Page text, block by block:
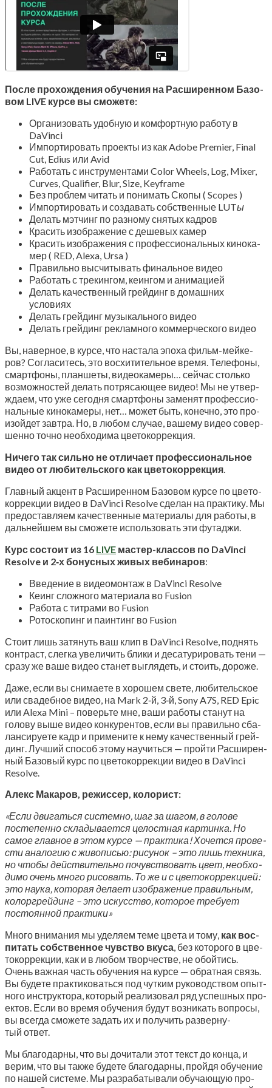
После про­хож­де­ния обу­че­ния на Рас­ши­рен­ном Базо­
вом LIVE кур­се вы сможете:
Орга­ни­зо­вать удоб­ную и ком­форт­ную рабо­ту в
DaVinci
Импор­ти­ро­вать про­ек­ты из как Adobe Premier, Final
Cut, Edius или Avid
Рабо­тать с инстру­мен­та­ми Color Wheels, Log, Mixer,
Curves, Qualifier, Blur, Size, Keyframe
Без про­блем читать и пони­мать Ско­пы ( Scopes )
Импор­ти­ро­вать и созда­вать соб­ствен­ные LUTы
Делать мэт­чинг по раз­но­му сня­тых кадров
Кра­сить изоб­ра­же­ние с деше­вых камер
Кра­сить изоб­ра­же­ния с про­фес­си­о­наль­ных кино­ка­
мер ( RED, Alexa, Ursa )
Пра­виль­но высчи­ты­вать финаль­ное видео
Рабо­тать с тре­кин­гом, кеин­гом и анимацией
Делать каче­ствен­ный грей­динг в домаш­них
условиях
Делать грей­динг музы­каль­но­го видео
Делать грей­динг реклам­но­го ком­мер­че­ско­го видео
Вы, навер­ное, в кур­се, что наста­ла эпо­ха фильм-мей­ке­
ров? Согла­си­тесь, это вос­хи­ти­тель­ное вре­мя. Теле­фо­ны,
смарт­фо­ны, план­ше­ты, видео­ка­ме­ры… сей­час столь­ко
воз­мож­но­стей делать потря­са­ю­щее видео! Мы не утвер­
жда­ем, что уже сего­дня смарт­фо­ны заме­нят про­фес­си­о­
наль­ные кино­ка­ме­ры, нет… может быть, конеч­но, это про­
изой­дет зав­тра. Но, в любом слу­чае, ваше­му видео совер­
шен­но точ­но необ­хо­ди­ма цветокоррекция.
Ниче­го так силь­но не отли­ча­ет про­фес­си­о­наль­ное
видео от люби­тель­ско­го как цве­то­кор­рек­ция.
Глав­ный акцент в Рас­ши­рен­ном Базо­вом кур­се по цве­то­
кор­рек­ции видео в DaVinci Resolve сде­лан на прак­ти­ку. Мы
предо­став­ля­ем каче­ствен­ные мате­ри­а­лы для рабо­ты, в
даль­ней­шем вы смо­же­те исполь­зо­вать эти футаджи.
Курс состо­ит из 16 LIVE мастер-клас­сов по DaVinci
Resolve и 2‑х бонус­ных живых веби­на­ров:
Вве­де­ние в видео­мон­таж в DaVinci Resolve
Кеинг слож­но­го мате­ри­а­ла во Fusion
Рабо­та с тит­ра­ми во Fusion
Рото­ско­пинг и паин­тинг во Fusion
Сто­ит лишь затя­нуть ваш клип в DaVinci Resolve, под­нять
кон­траст, слег­ка уве­ли­чить бли­ки и деса­ту­ри­ро­вать тени —
сра­зу же ваше видео ста­нет выгля­деть, и сто­ить, дороже.
Даже, если вы сни­ма­е­те в хоро­шем све­те, люби­тель­ское
или сва­деб­ное видео, на Mark 2‑й, 3‑й, Sony A7S, RED Epic
или Alexa Mini – поверь­те мне, ваши рабо­ты ста­нут на
голо­ву выше видео кон­ку­рен­тов, если вы пра­виль­но сба­
лан­си­ру­е­те кадр и при­ме­ни­те к нему каче­ствен­ный грей­
динг. Луч­ший спо­соб это­му научить­ся — прой­ти Рас­ши­рен­
ный Базо­вый курс по цве­то­кор­рек­ции видео в DaVinci
Resolve.
Алекс Мака­ров, режис­сер, колорист:
«Если дви­гать­ся систем­но, шаг за шагом, в голо­ве
посте­пен­но скла­ды­ва­ет­ся целост­ная кар­тин­ка. Но
самое глав­ное в этом кур­се — прак­ти­ка! Хочет­ся про­ве­
сти ана­ло­гию с живо­пи­сью: рису­нок – это лишь тех­ни­ка,
но что­бы дей­стви­тель­но почув­ство­вать цвет, необ­хо­
ди­мо очень мно­го рисо­вать. То же и с цве­то­кор­рек­ци­ей:
это нау­ка, кото­рая дела­ет изоб­ра­же­ние пра­виль­ным,
кол­ор­грей­динг – это искус­ство, кото­рое тре­бу­ет
посто­ян­ной практики»
Мно­го вни­ма­ния мы уде­ля­ем теме цве­та и тому, как вос­
пи­тать соб­ствен­ное чув­ство вку­са, без кото­ро­го в цве­
то­кор­рек­ции, как и в любом твор­че­стве, не обой­тись.
Очень важ­ная часть обу­че­ния на кур­се — обрат­ная связь.
Вы буде­те прак­ти­ко­вать­ся под чут­ким руко­вод­ством опыт­
но­го инструк­то­ра, кото­рый реа­ли­зо­вал ряд успеш­ных про­
ек­тов. Если во вре­мя обу­че­ния будут воз­ни­кать вопро­сы,
вы все­гда смо­же­те задать их и полу­чить раз­вер­ну­
тый ответ.
Мы бла­го­дар­ны, что вы дочи­та­ли этот текст до кон­ца, и
верим, что вы так­же буде­те бла­го­дар­ны, прой­дя обу­че­ние
по нашей систе­ме. Мы раз­ра­ба­ты­ва­ли обу­ча­ю­щую про­